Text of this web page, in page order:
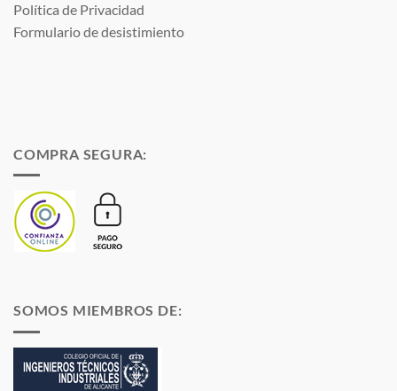
Política de Privacidad
Formulario de desistimiento
COMPRA SEGURA:
SOMOS MIEMBROS DE: